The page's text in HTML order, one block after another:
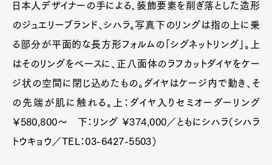
日本人デザイナーの手による、装飾要素を削ぎ落とした造形
のジュエリーブランド、シハラ。写真下のリングは指の上に乗
る部分が平面的な長方形フォルムの「シグネットリング」。上
はそのリングをベースに、正八面体のラフカットダイヤをケー
ジ状の空間に閉じ込めたもの。ダイヤはケージ内で動き、そ
の先端が肌に触れる。上：ダイヤ入りセミオーダーリング
￥580,800～ 下：リング ￥374,000／ともにシハラ（シハラ
トウキョウ／TEL：03-6427-5503）